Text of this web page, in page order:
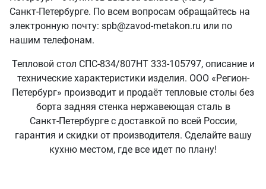
Санкт‑Петербурге. По всем вопросам обращайтесь на
электронную почту: spb@zavod-metakon.ru или по
нашим телефонам.
Тепловой стол СПС-834/807НТ 333-105797, описание и
технические характеристики изделия. ООО «Регион-
Петербург» производит и продаёт тепловые столы без
борта задняя стенка нержавеющая сталь в
Санкт‑Петербурге с доставкой по всей России,
гарантия и скидки от производителя. Сделайте вашу
кухню местом, где все идет по плану!